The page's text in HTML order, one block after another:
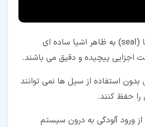
آب بند ها یا سیل ها (seal) به ظاهر اشیا ساده ای
اجزایی پیچیده و دقیق می باشند.
بدون استفاده از سیل ها نمی توانند
را حفظ کنند.
ورود آلودگی به درون سیستم